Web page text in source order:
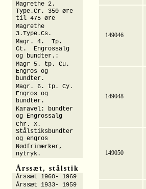
149046
149048
149050
Magrethe 2.
Type.Cr. 350 øre
til 475 øre
Magrethe
3.Type.Cs.
Magr. 4. Tp.
Ct. Engrossalg
og bundter.:
Magr 5. tp. Cu.
Engros og
bundter.
Magr. 6. tp. Cy.
Engros og
bundter.
Karavel: bundter
og Engrossalg
Chr. X.
Stålstiksbundter
og engros
Nødfrimærker,
nytryk.
Årssæt, stålstik
Årssæt 1960- 1969
Årssæt 1933- 1959